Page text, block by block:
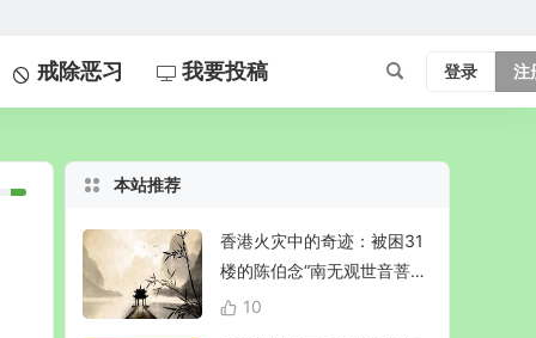
戒除恶习 我要投稿 登录 注
本站推荐
香港火灾中的奇迹：被困31
楼的陈伯念“南无观世音菩
萨”20小时奇迹生还！
10